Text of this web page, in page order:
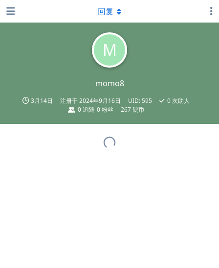
M
momo8
3月14日 注册于2024年9月16日 UID: 595 0次助人
0 追随 0 粉丝 267 硬币
回复